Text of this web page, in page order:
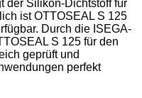
der Silikon-Dichtstoff für
ist OTTOSEAL S 125
Durch die ISEGA-
S 125 für den
geprüft und
perfekt